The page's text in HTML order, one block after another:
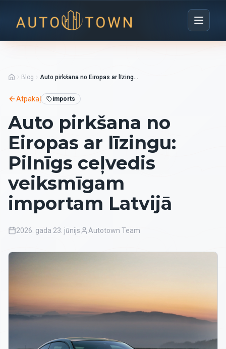
Blog Auto pirkšana no Eiropas ar līzingu: Pilnīgs ceļvedis veiksmīgam importam Latvijā
Atpakaļ imports
Auto pirkšana no
Eiropas ar līzingu:
Pilnīgs ceļvedis
veiksmīgam
importam Latvijā
2026. gada 23. jūnijs Autotown Team